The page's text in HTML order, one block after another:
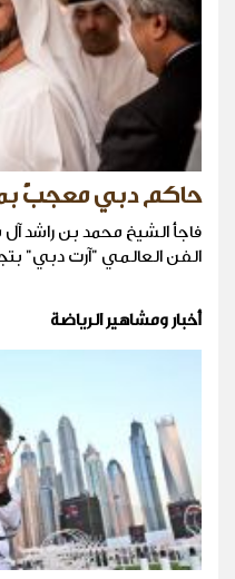
حاكم دبي معجبٌ
فاجأ الشيخ محمد بن راشد
الفن العالمي "آرت دبي"
أخبار ومشاهير الرياضة